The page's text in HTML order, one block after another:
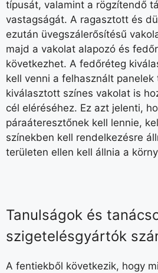
típusát, valamint a rögzítendő
vastagságát. A ragasztott és
ezután üvegszálerősítésű
majd a vakolat alapozó és
következhet. A fedőréteg
kell venni a felhasznált panelek
kiválasztott színes vakolat is
cél eléréséhez. Ez azt jelenti,
páraáteresztőnek kell lennie,
színekben kell rendelkezésre
területen ellen kell állnia a
Tanulságok és
szigetelésgyártók
A fentiekből következik, hogy